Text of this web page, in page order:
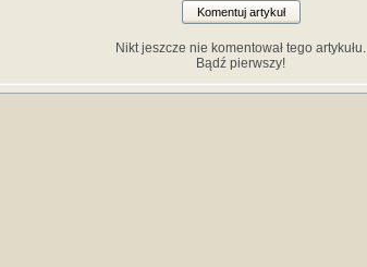
Komentuj artykuł
Nikt jeszcze nie komentował tego artykułu.
Bądź pierwszy!